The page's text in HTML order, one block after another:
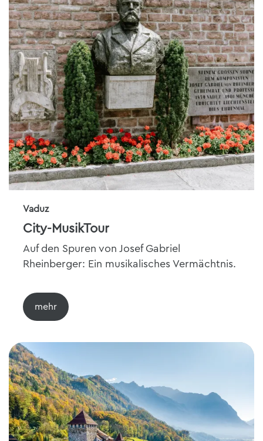
Vaduz
City-MusikTour
Auf den Spuren von Josef Gabriel
Rheinberger: Ein musikalisches Vermächtnis.